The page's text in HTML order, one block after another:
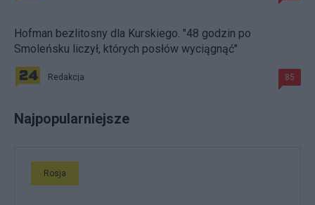
Hofman bezlitosny dla Kurskiego. "48 godzin po
Smoleńsku liczył, których posłów wyciągnąć"
Redakcja 85
Najpopularniejsze
Rosja